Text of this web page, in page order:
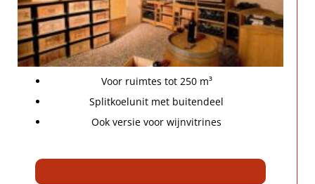
Voor ruimtes tot 250 m³
Splitkoelunit met buitendeel
Ook versie voor wijnvitrines